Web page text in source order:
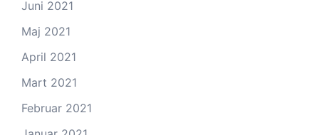
Juni 2021
Maj 2021
April 2021
Mart 2021
Februar 2021